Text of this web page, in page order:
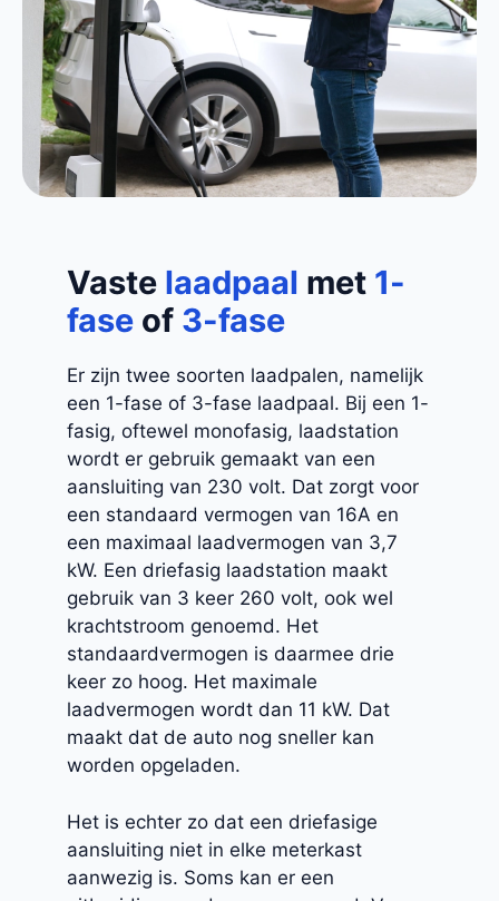
Vaste laadpaal met 1-
fase of 3-fase
Er zijn twee soorten laadpalen, namelijk
een 1-fase of 3-fase laadpaal. Bij een 1-
fasig, oftewel monofasig, laadstation
wordt er gebruik gemaakt van een
aansluiting van 230 volt. Dat zorgt voor
een standaard vermogen van 16A en
een maximaal laadvermogen van 3,7
kW. Een driefasig laadstation maakt
gebruik van 3 keer 260 volt, ook wel
krachtstroom genoemd. Het
standaardvermogen is daarmee drie
keer zo hoog. Het maximale
laadvermogen wordt dan 11 kW. Dat
maakt dat de auto nog sneller kan
worden opgeladen.
Het is echter zo dat een driefasige
aansluiting niet in elke meterkast
aanwezig is. Soms kan er een